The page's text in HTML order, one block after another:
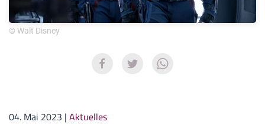
© Walt Disney
04. Mai 2023 | Aktuelles